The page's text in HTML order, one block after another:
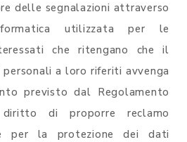
delle segnalazioni attraverso
utilizzata per le
che ritengano che il
a loro riferiti avvenga
previsto dal Regolamento
di proporre reclamo
per la protezione dei dati